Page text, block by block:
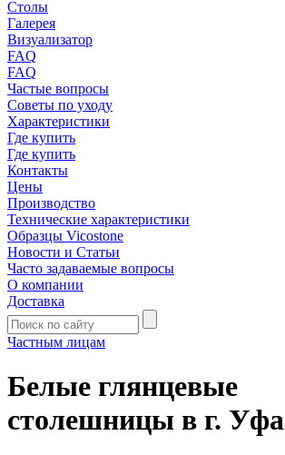
Столы
Галерея
Визуализатор
FAQ
FAQ
Частые вопросы
Советы по уходу
Характеристики
Где купить
Где купить
Контакты
Цены
Производство
Технические характеристики
Образцы Vicostone
Новости и Статьи
Часто задаваемые вопросы
О компании
Доставка
Частным лицам
Белые глянцевые
столешницы в г. Уфа